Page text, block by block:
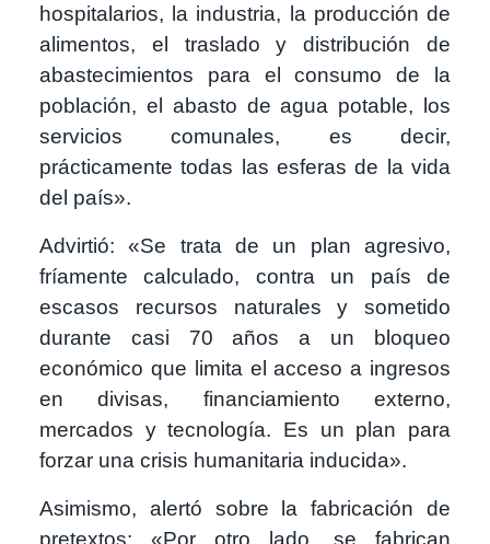
hospitalarios, la industria, la producción de
alimentos, el traslado y distribución de
abastecimientos para el consumo de la
población, el abasto de agua potable, los
servicios comunales, es decir,
prácticamente todas las esferas de la vida
del país».
Advirtió: «Se trata de un plan agresivo,
fríamente calculado, contra un país de
escasos recursos naturales y sometido
durante casi 70 años a un bloqueo
económico que limita el acceso a ingresos
en divisas, financiamiento externo,
mercados y tecnología. Es un plan para
forzar una crisis humanitaria inducida».
Asimismo, alertó sobre la fabricación de
pretextos: «Por otro lado, se fabrican